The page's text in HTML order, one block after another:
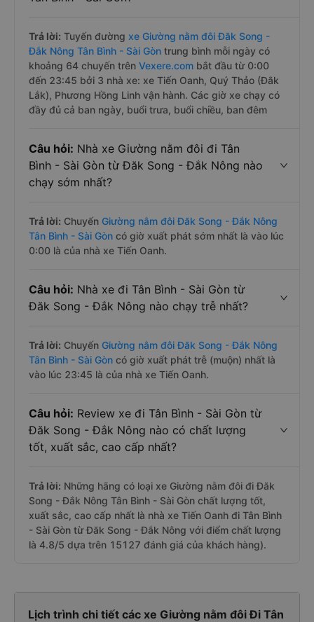
Trả lời: Tuyến đường xe Giường nằm đôi Đăk Song -
Đắk Nông Tân Bình - Sài Gòn trung bình mỗi ngày có
khoảng 64 chuyến trên Vexere.com bắt đầu từ 0:00
đến 23:45 bởi 3 nhà xe: xe Tiến Oanh, Quý Thảo (Đắk
Lắk), Phương Hồng Linh vận hành. Các giờ xe chạy có
đầy đủ cả ban ngày, buổi trưa, buổi chiều, ban đêm
Câu hỏi: Nhà xe Giường nằm đôi đi Tân
Bình - Sài Gòn từ Đăk Song - Đắk Nông nào
chạy sớm nhất?
Trả lời: Chuyến Giường nằm đôi Đăk Song - Đắk Nông
Tân Bình - Sài Gòn có giờ xuất phát sớm nhất là vào lúc
0:00 là của nhà xe Tiến Oanh.
Câu hỏi: Nhà xe đi Tân Bình - Sài Gòn từ
Đăk Song - Đắk Nông nào chạy trễ nhất?
Trả lời: Chuyến Giường nằm đôi Đăk Song - Đắk Nông
Tân Bình - Sài Gòn có giờ xuất phát trễ (muộn) nhất là
vào lúc 23:45 là của nhà xe Tiến Oanh.
Câu hỏi: Review xe đi Tân Bình - Sài Gòn từ
Đăk Song - Đắk Nông nào có chất lượng
tốt, xuất sắc, cao cấp nhất?
Trả lời: Những hãng có loại xe Giường nằm đôi đi Đăk
Song - Đắk Nông Tân Bình - Sài Gòn chất lượng tốt,
xuất sắc, cao cấp nhất là nhà xe Tiến Oanh đi Tân Bình
- Sài Gòn từ Đăk Song - Đắk Nông với điểm chất lượng
là 4.8/5 dựa trên 15127 đánh giá của khách hàng).
Lịch trình chi tiết các xe Giường nằm đôi Đi Tân